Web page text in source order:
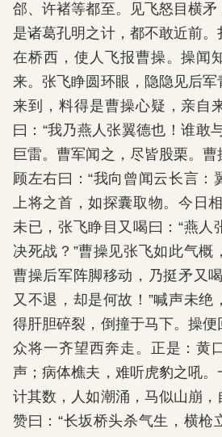
郃、许褚等都至。见飞怒目横
是诸葛孔明之计，都不敢近前
在桥西，使人飞报曹操。操闻
来。张飞睁圆环眼，隐隐见后
来到，料得是曹操心疑，亲自
曰：“我乃燕人张翼德也！谁敢
巨雷。曹军闻之，尽皆股栗。
顾左右曰：“我向曾闻云长言：
上将之首，如探囊取物。今日
未已，张飞睁目又喝曰：“燕人
决死战？”曹操见张飞如此气概
曹操后军阵脚移动，乃挺矛又
又不退，却是何故！”喊声未绝
得肝胆碎裂，倒撞于马下。操
众将一齐望西奔走。正是：黄
声；病体樵夫，难听虎豹之吼
计其数，人如潮涌，马似山崩
赞曰：“长坂桥头杀气生，横枪